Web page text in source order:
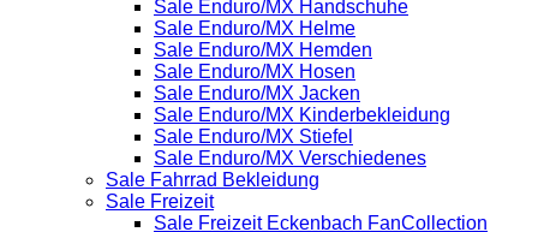
Sale Enduro/MX Handschuhe
Sale Enduro/MX Helme
Sale Enduro/MX Hemden
Sale Enduro/MX Hosen
Sale Enduro/MX Jacken
Sale Enduro/MX Kinderbekleidung
Sale Enduro/MX Stiefel
Sale Enduro/MX Verschiedenes
Sale Fahrrad Bekleidung
Sale Freizeit
Sale Freizeit Eckenbach FanCollection